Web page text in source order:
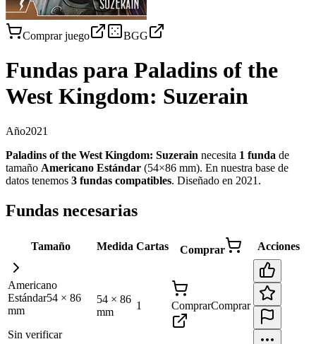
Comprar juego BGG
Fundas para Paladins of the
West Kingdom: Suzerain
Año2021
Paladins of the West Kingdom: Suzerain necesita 1 funda de
tamaño Americano Estándar (54×86 mm). En nuestra base de
datos tenemos 3 fundas compatibles. Diseñado en 2021 .
Fundas necesarias
Tamaño Medida Cartas Comprar Acciones
Americano
Estándar54 × 86
mm
Sin verificar
54 × 86
mm
1 ComprarComprar